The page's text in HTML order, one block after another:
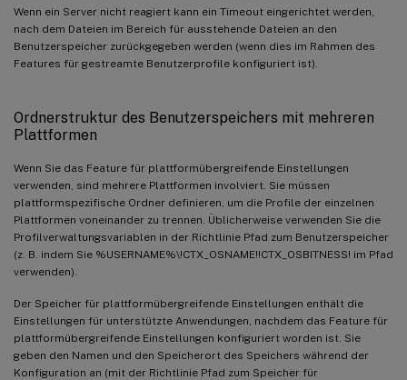
Wenn ein Server nicht reagiert kann ein Timeout eingerichtet werden,
nach dem Dateien im Bereich für ausstehende Dateien an den
Benutzerspeicher zurückgegeben werden (wenn dies im Rahmen des
Features für gestreamte Benutzerprofile konfiguriert ist).
Ordnerstruktur des Benutzerspeichers mit mehreren
Plattformen
Wenn Sie das Feature für plattformübergreifende Einstellungen
verwenden, sind mehrere Plattformen involviert. Sie müssen
plattformspezifische Ordner definieren, um die Profile der einzelnen
Plattformen voneinander zu trennen. Üblicherweise verwenden Sie die
Profilverwaltungsvariablen in der Richtlinie Pfad zum Benutzerspeicher
(z. B. indem Sie %USERNAME%\!CTX_OSNAME!!CTX_OSBITNESS! im Pfad
verwenden).
Der Speicher für plattformübergreifende Einstellungen enthält die
Einstellungen für unterstützte Anwendungen, nachdem das Feature für
plattformübergreifende Einstellungen konfiguriert worden ist. Sie
geben den Namen und den Speicherort des Speichers während der
Konfiguration an (mit der Richtlinie Pfad zum Speicher für